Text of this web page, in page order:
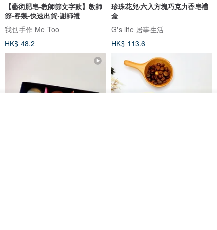
【藝術肥皂-教師節文字款】教師
節•客製•快速出貨•謝師禮
我也手作 Me Too
HK$ 48.2
珍珠花兒‧六入方塊巧克力香皂禮
盒
G's life 居事生活
HK$ 113.6